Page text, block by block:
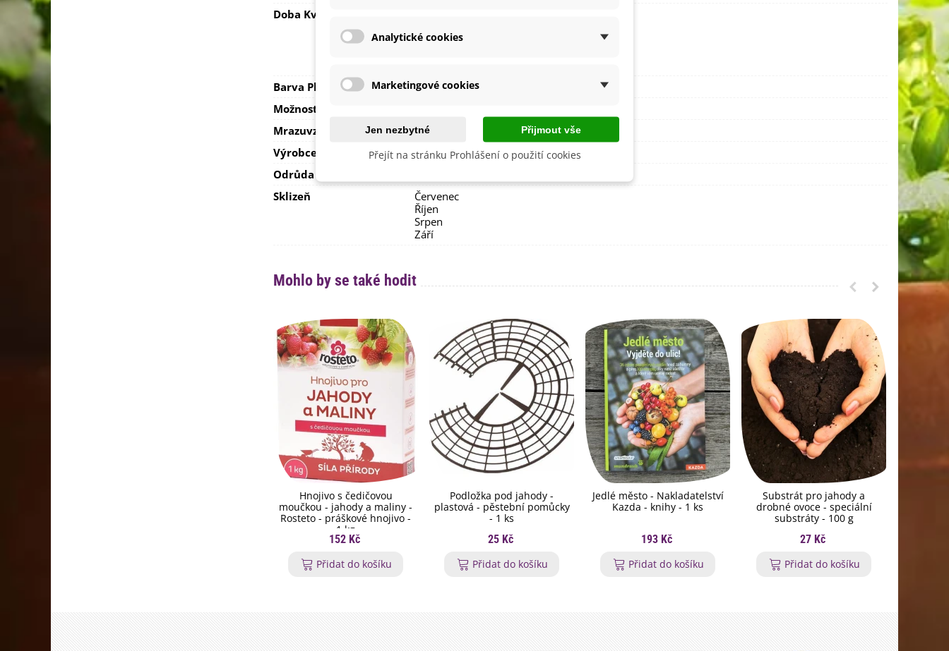
Doba Kvetení
Říjen
Barva Plodů
Červená
Možnosti Pěstování
Mrazuvzdornost
Ne
Výrobce
SemenaOnline
Odrůda
Sklizeň
Červenec
Říjen
Srpen
Září
Mohlo by se také hodit
Hnojivo s čedičovou
moučkou - jahody a maliny -
Rosteto - práškové hnojivo -
1 kg
152 Kč
Přidat do košíku
Podložka pod jahody -
plastová - pěstební pomůcky
- 1 ks
25 Kč
Přidat do košíku
Jedlé město - Nakladatelství
Kazda - knihy - 1 ks
193 Kč
Přidat do košíku
Substrát pro jahody a
drobné ovoce - speciální
substráty - 100 g
27 Kč
Přidat do košíku
Analytické cookies
Marketingové cookies
Jen nezbytné Přijmout vše
Přejít na stránku Prohlášení o použití cookies